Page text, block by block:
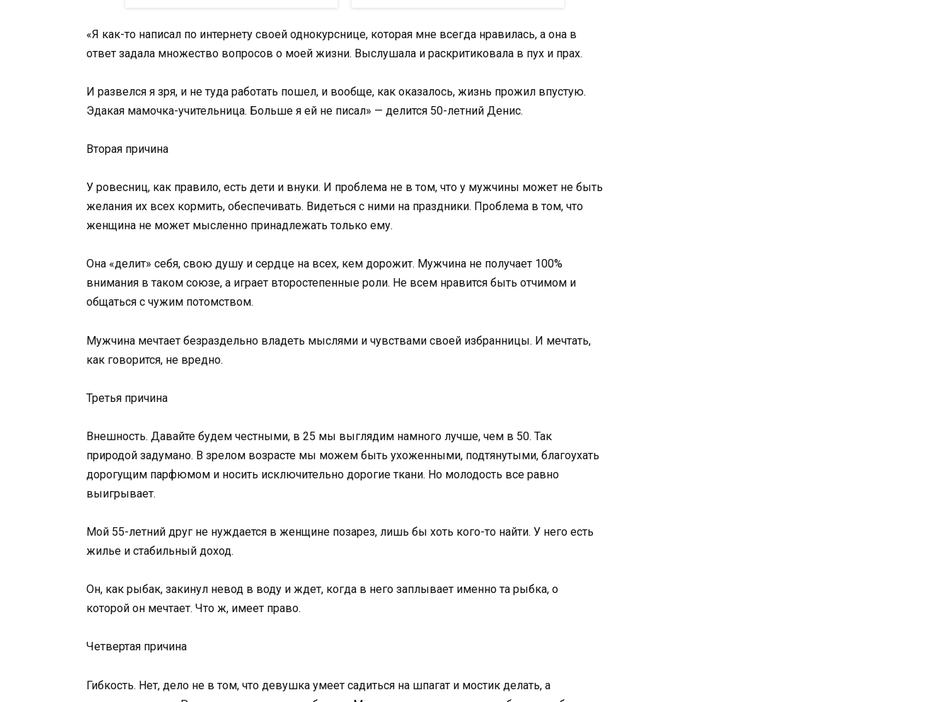
«Я как-то написал по интернету своей однокурснице, которая мне всегда нравилась, а она в
ответ задала множество вопросов о моей жизни. Выслушала и раскритиковала в пух и прах.
И развелся я зря, и не туда работать пошел, и вообще, как оказалось, жизнь прожил впустую.
Эдакая мамочка-учительница. Больше я ей не писал» — делится 50-летний Денис.
Вторая причина
У ровесниц, как правило, есть дети и внуки. И проблема не в том, что у мужчины может не быть
желания их всех кормить, обеспечивать. Видеться с ними на праздники. Проблема в том, что
женщина не может мысленно принадлежать только ему.
Она «делит» себя, свою душу и сердце на всех, кем дорожит. Мужчина не получает 100%
внимания в таком союзе, а играет второстепенные роли. Не всем нравится быть отчимом и
общаться с чужим потомством.
Мужчина мечтает безраздельно владеть мыслями и чувствами своей избранницы. И мечтать,
как говорится, не вредно.
Третья причина
Внешность. Давайте будем честными, в 25 мы выглядим намного лучше, чем в 50. Так
природой задумано. В зрелом возрасте мы можем быть ухоженными, подтянутыми, благоухать
дорогущим парфюмом и носить исключительно дорогие ткани. Но молодость все равно
выигрывает.
Мой 55-летний друг не нуждается в женщине позарез, лишь бы хоть кого-то найти. У него есть
жилье и стабильный доход.
Он, как рыбак, закинул невод в воду и ждет, когда в него заплывает именно та рыбка, о
которой он мечтает. Что ж, имеет право.
Четвертая причина
Гибкость. Нет, дело не в том, что девушка умеет садиться на шпагат и мостик делать, а